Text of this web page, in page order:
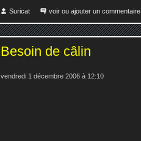
Suricat voir ou ajouter un commentaire
Besoin de câlin
vendredi 1 décembre 2006 à 12:10